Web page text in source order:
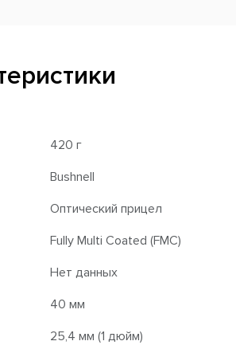
420 г
Bushnell
Оптический прицел
Fully Multi Coated (FMC)
Нет данных
40 мм
25,4 мм (1 дюйм)